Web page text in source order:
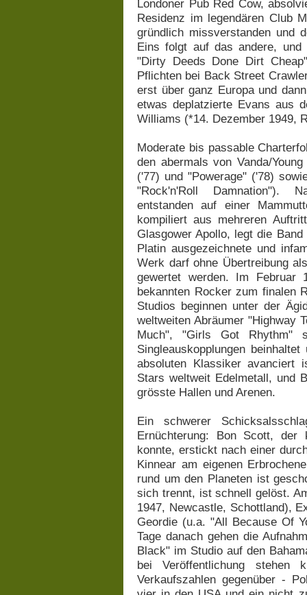
Londoner Pub Red Cow,
Residenz im legendären Club
gründlich missverstanden und
Eins folgt auf das andere,
"Dirty Deeds Done Dirt
Pflichten bei Back Street
erst über ganz Europa und
etwas deplatzierte Evans aus
Williams (*14. Dezember 1949,
Moderate bis passable
den abermals von Vanda/
('77) und "Powerage" ('78)
"Rock'n'Roll Damnation").
entstanden auf einer
kompiliert aus mehreren
Glasgower Apollo, legt die
Platin ausgezeichnete und
Werk darf ohne Übertreibung
gewertet werden. Im Februar
bekannten Rocker zum finalen
Studios beginnen unter der
weltweiten Abräumer "Highway
Much", "Girls Got Rhythm"
Singleauskopplungen
absoluten Klassiker avanciert
Stars weltweit Edelmetall, und
grösste Hallen und Arenen.
Ein schwerer
Ernüchterung: Bon Scott,
konnte, erstickt nach einer
Kinnear am eigenen
rund um den Planeten ist
sich trennt, ist schnell gelöst.
1947, Newcastle, Schottland),
Geordie (u.a. "All Because Of
Tage danach gehen die
Black" im Studio auf den
bei Veröffentlichung stehen
Verkaufszahlen gegenüber -